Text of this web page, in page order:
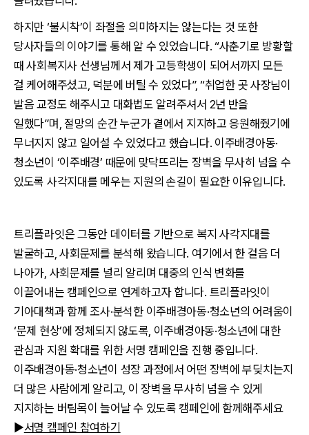
하지만 ‘불시착’이 좌절을 의미하지는 않는다는 것 또한
당사자들의 이야기를 통해 알 수 있었습니다. “사춘기로 방황할
때 사회복지사 선생님께서 제가 고등학생이 되어서까지 모든
걸 케어해주셨고, 덕분에 버틸 수 있었다”, “취업한 곳 사장님이
발음 교정도 해주시고 대화법도 알려주셔서 2년 반을
일했다”며, 절망의 순간 누군가 곁에서 지지하고 응원해줬기에
무너지지 않고 일어설 수 있었다고 했습니다. 이주배경아동·
청소년이 ‘이주배경’ 때문에 맞닥뜨리는 장벽을 무사히 넘을 수
있도록 사각지대를 메우는 지원의 손길이 필요한 이유입니다.
트리플라잇은 그동안 데이터를 기반으로 복지 사각지대를
발굴하고, 사회문제를 분석해 왔습니다. 여기에서 한 걸음 더
나아가, 사회문제를 널리 알리며 대중의 인식 변화를
이끌어내는 캠페인으로 연계하고자 합니다. 트리플라잇이
기아대책과 함께 조사·분석한 이주배경아동·청소년의 어려움이
‘문제 현상’에 정체되지 않도록, 이주배경아동·청소년에 대한
관심과 지원 확대를 위한 서명 캠페인을 진행 중입니다.
이주배경아동·청소년이 성장 과정에서 어떤 장벽에 부딪치는지
더 많은 사람에게 알리고, 이 장벽을 무사히 넘을 수 있게
지지하는 버팀목이 늘어날 수 있도록 캠페인에 함께해주세요
▶서명 캠페인 참여하기